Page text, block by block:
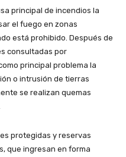
principal de incendios la
el fuego en zonas
está prohibido. Después de
consultadas por
principal problema la
o intrusión de tierras
se realizan quemas
protegidas y reservas
que ingresan en forma